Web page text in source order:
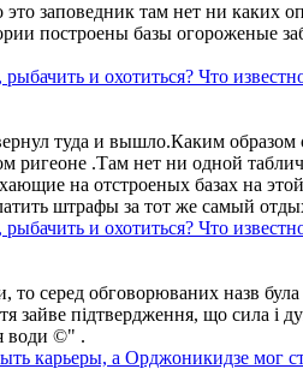
заповедник там нет ни каких
построены базы огороженые
и охотиться? Что
туда и вышло.Каким
ригеоне .Там нет ни одной
на отстроеных базах на
штрафы за тот же самый
и охотиться? Что
то серед обговорюваних назв
зайве підтвердження, що сила і
води ©" .
карьеры, а Орджоникидзе мог